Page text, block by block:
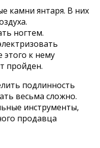
камни янтаря. В них
ногтем.
этого к нему
пройден.
подлинность
весьма сложно.
инструменты,
продавца